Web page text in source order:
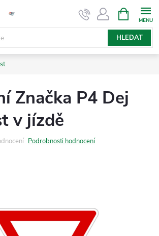
HLEDAT
NÁKUPNÍ
KOŠÍK
Značka P4 Dej
v jízdě
Podrobnosti hodnocení